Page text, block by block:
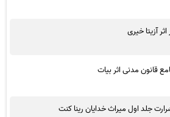
آزیتا خیری
قانون مدنی اثر بیات
جلد اول میراث خدایان رینا کنت